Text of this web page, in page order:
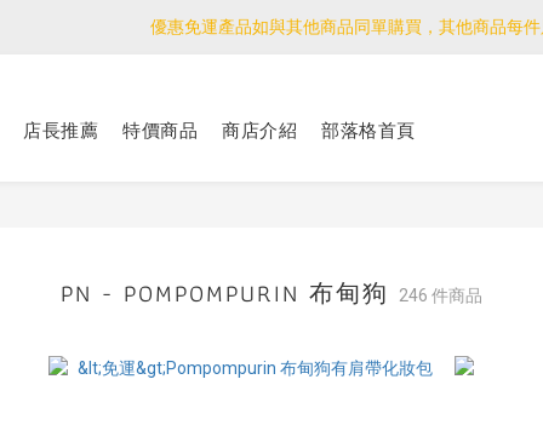
優惠免運產品如與其他商品同單購買，其他商品每
優惠免運產品如與其他商品同單購買，其他商品每
<公告>感謝支持！我們團隊由30/7~12/8外訪搜羅新產品，期
優惠免運產品如與其他商品同單購買，其他商品每
店長推薦 特價商品 商店介紹 部落格首頁
PN - POMPOMPURIN 布甸狗 246 件商品